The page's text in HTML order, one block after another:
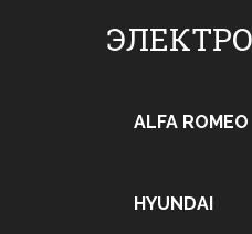
ALFA ROMEO
HYUNDAI